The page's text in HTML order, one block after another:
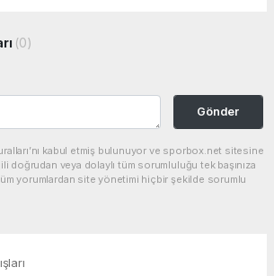
(0)
Gönder
kabul etmiş bulunuyor ve sporbox.net sitesine
doğrudan veya dolaylı tüm sorumluluğu tek başınıza
yorumlardan site yönetimi hiçbir şekilde sorumlu